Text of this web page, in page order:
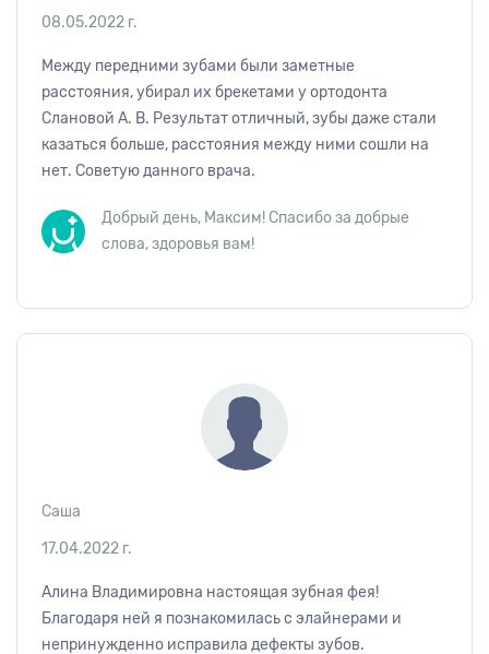
08.05.2022 г.
Между передними зубами были заметные
расстояния, убирал их брекетами у ортодонта
Слановой А. В. Результат отличный, зубы даже стали
казаться больше, расстояния между ними сошли на
нет. Советую данного врача.
Добрый день, Максим! Спасибо за добрые
слова, здоровья вам!
Саша
17.04.2022 г.
Алина Владимировна настоящая зубная фея!
Благодаря ней я познакомилась с элайнерами и
непринужденно исправила дефекты зубов.